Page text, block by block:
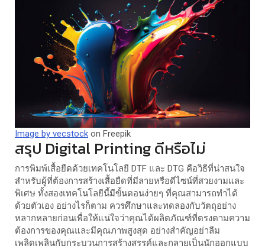
Image by vecstock on Freepik
สรุป Digital Printing ดีหรือไม่
การพิมพ์เสื้อยืดด้วยเทคโนโลยี DTF และ DTG คือวิธีที่น่าสนใจ
สำหรับผู้ที่ต้องการสร้างเสื้อยืดที่มีลายหรือดีไซน์ที่สวยงามและ
พิเศษ ทั้งสองเทคโนโลยีนี้มีขั้นตอนง่ายๆ ที่คุณสามารถทำได้
ด้วยตัวเอง อย่างไรก็ตาม ควรศึกษาและทดลองกับวัตถุอย่าง
หลากหลายก่อนเพื่อให้แน่ใจว่าคุณได้ผลิตภัณฑ์ที่ตรงตามความ
ต้องการของคุณและมีคุณภาพสูงสุด อย่างสำคัญอย่าลืม
เพลิดเพลินกับกระบวนการสร้างสรรค์และกลายเป็นนักออกแบบ